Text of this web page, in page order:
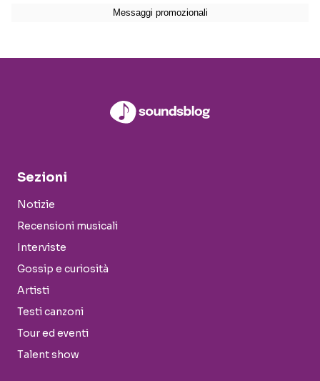
Sezioni
Notizie
Recensioni musicali
Interviste
Gossip e curiosità
Artisti
Testi canzoni
Tour ed eventi
Talent show